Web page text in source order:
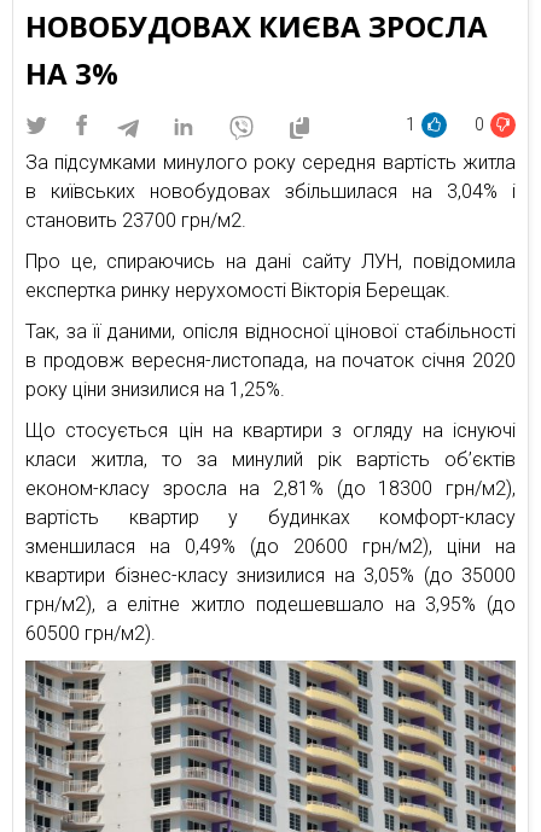
НОВОБУДОВАХ КИЄВА ЗРОСЛА
НА 3%
1 0
За підсумками минулого року середня вартість житла
в київських новобудовах збільшилася на 3,04% і
становить 23700 грн/м2.
Про це, спираючись на дані сайту ЛУН, повідомила
експертка ринку нерухомості Вікторія Берещак.
Так, за її даними, опісля відносної цінової стабільності
в продовж вересня-листопада, на початок січня 2020
року ціни знизилися на 1,25%.
Що стосується цін на квартири з огляду на існуючі
класи житла, то за минулий рік вартість об’єктів
економ-класу зросла на 2,81% (до 18300 грн/м2),
вартість квартир у будинках комфорт-класу
зменшилася на 0,49% (до 20600 грн/м2), ціни на
квартири бізнес-класу знизилися на 3,05% (до 35000
грн/м2), а елітне житло подешевшало на 3,95% (до
60500 грн/м2).